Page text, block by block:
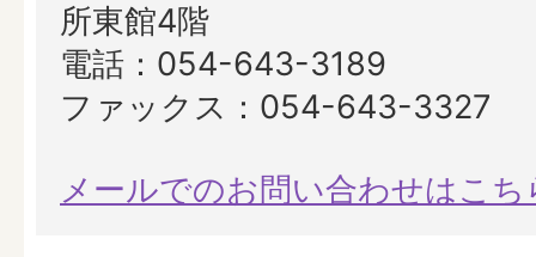
所東館4階
電話：054-643-3189
ファックス：054-643-3327
メールでのお問い合わせはこち